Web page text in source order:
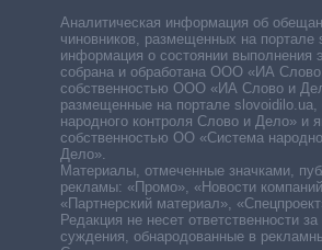
Аналитическая информация об
чиновников, размещенных на портале
информация о состоянии выполнения
собрана и обработана ООО «ИА Слово
собственностью ООО «ИА Слово и
размещенные на портале
народного контроля Слово и Дело» и
собственностью ОО «Система
Дело».
Материалы, отмеченные значками,
рекламы: «Промо», «Новости
«Партнерский материал»,
Редакция не несет ответственности
суждения, обнародованные в